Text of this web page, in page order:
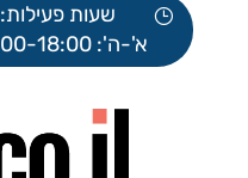
שעות פעילות:
א'-ה': 09:00-18:00